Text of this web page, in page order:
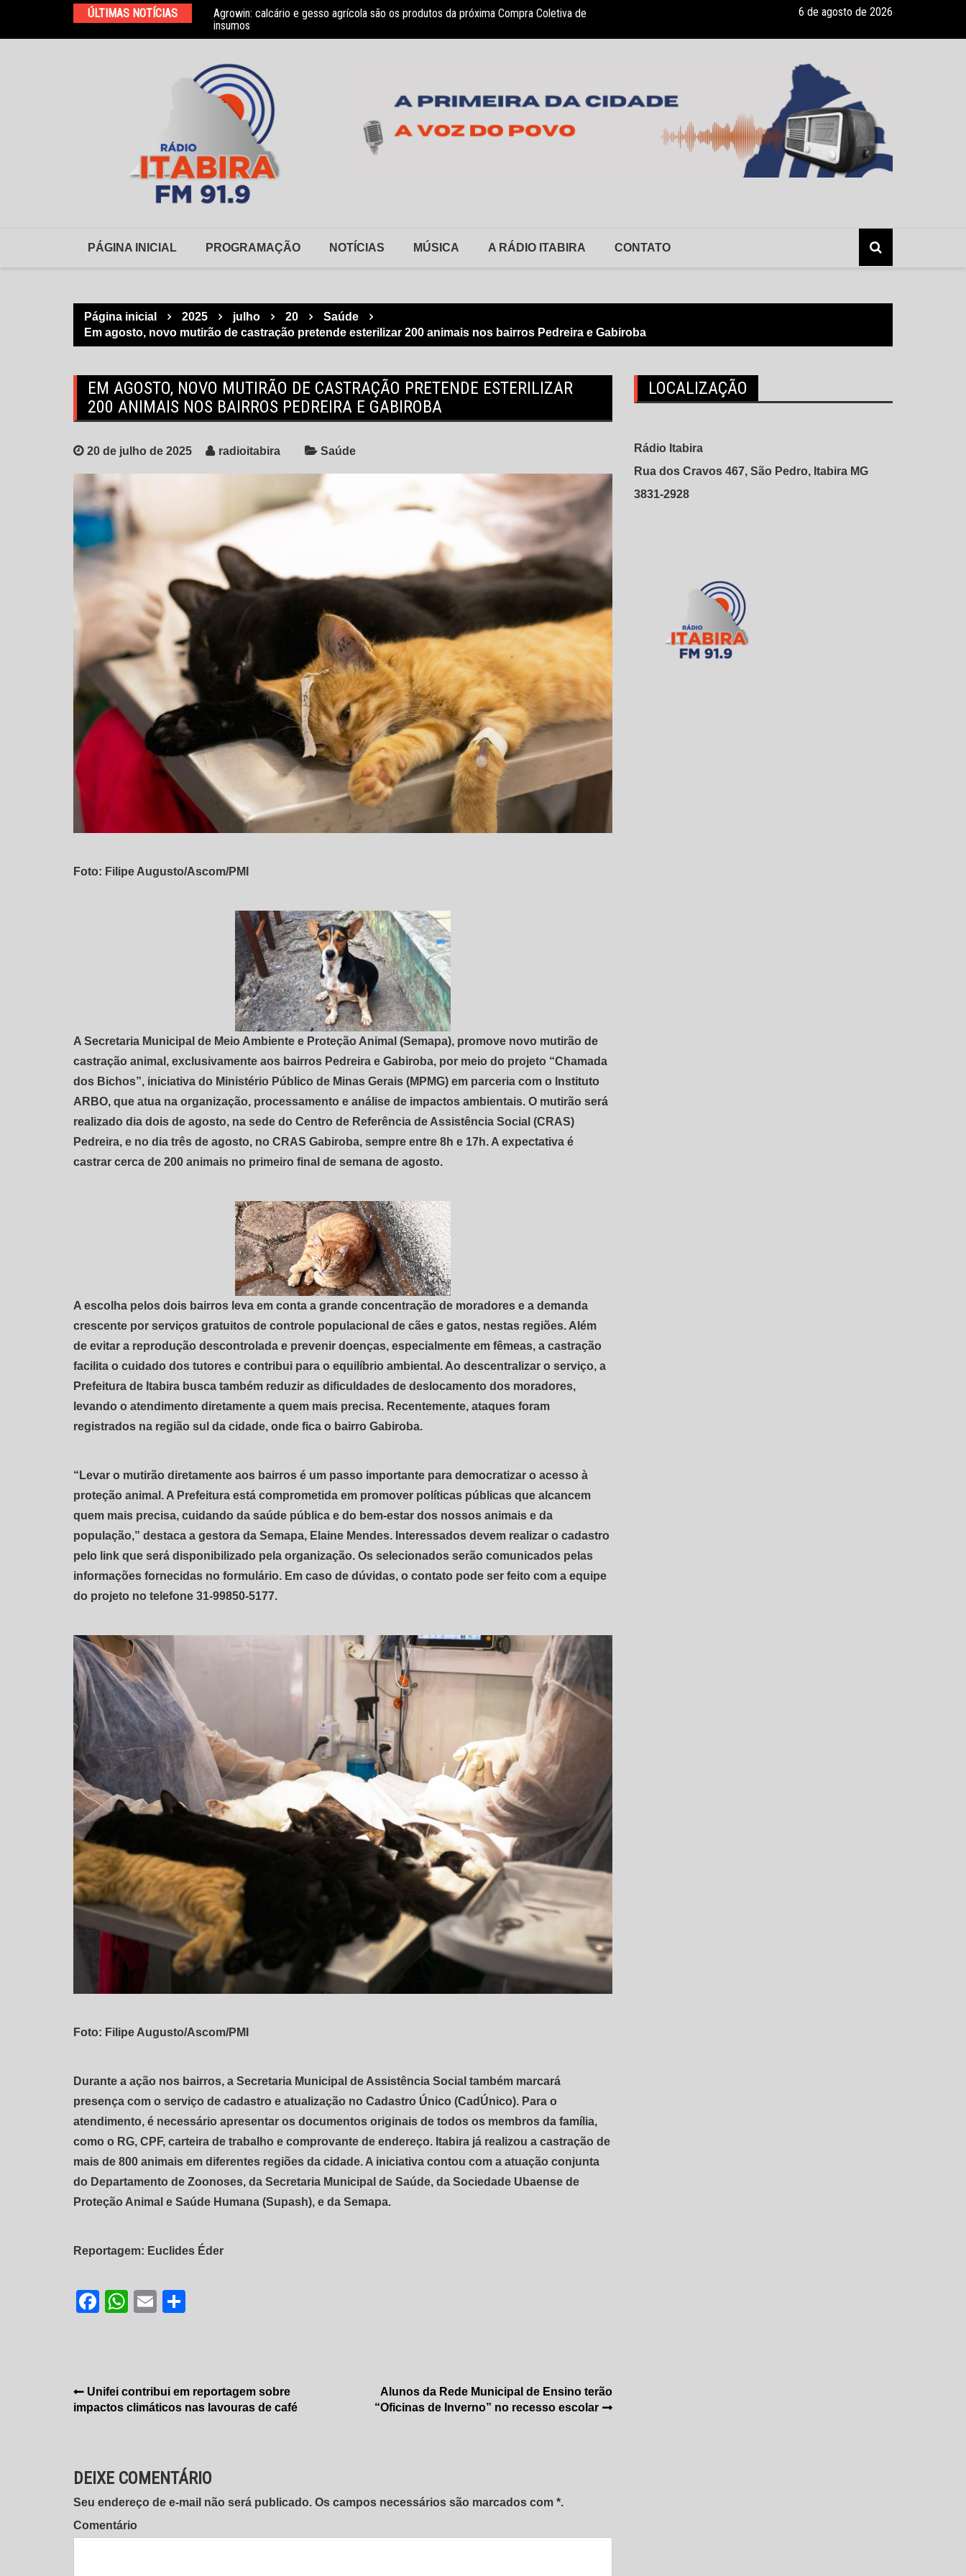
o
ÚLTIMAS NOTÍCIAS
Agrowin: calcário e gesso agrícola são os produtos da próxima Compra Coletiva de
insumos
Novo convênio com a Associação Nosso Lar garante atendimento a crianças com TEA Monlevade recebe pocket-show gratuito “A Bela e a Fera” na 16ª “Diversão
6 de agosto de 2026
PÁGINA INICIAL PROGRAMAÇÃO NOTÍCIAS MÚSICA A RÁDIO ITABIRA CONTATO
Página inicial 2025 julho 20
Saúde
Em agosto, novo mutirão de castração pretende esterilizar 200 animais nos bairros Pedreira e Gabiroba
EM AGOSTO, NOVO MUTIRÃO DE CASTRAÇÃO PRETENDE ESTERILIZAR
200 ANIMAIS NOS BAIRROS PEDREIRA E GABIROBA
20 de julho de 2025 radioitabira Saúde
Foto: Filipe Augusto/Ascom/PMI
A Secretaria Municipal de Meio Ambiente e Proteção Animal (Semapa), promove novo mutirão de
castração animal, exclusivamente aos bairros Pedreira e Gabiroba, por meio do projeto “Chamada
dos Bichos”, iniciativa do Ministério Público de Minas Gerais (MPMG) em parceria com o Instituto
ARBO, que atua na organização, processamento e análise de impactos ambientais. O mutirão será
realizado dia dois de agosto, na sede do Centro de Referência de Assistência Social (CRAS)
Pedreira, e no dia três de agosto, no CRAS Gabiroba, sempre entre 8h e 17h. A expectativa é
castrar cerca de 200 animais no primeiro final de semana de agosto.
A escolha pelos dois bairros leva em conta a grande concentração de moradores e a demanda
crescente por serviços gratuitos de controle populacional de cães e gatos, nestas regiões. Além
de evitar a reprodução descontrolada e prevenir doenças, especialmente em fêmeas, a castração
facilita o cuidado dos tutores e contribui para o equilíbrio ambiental. Ao descentralizar o serviço, a
Prefeitura de Itabira busca também reduzir as dificuldades de deslocamento dos moradores,
levando o atendimento diretamente a quem mais precisa. Recentemente, ataques foram
registrados na região sul da cidade, onde fica o bairro Gabiroba.
“Levar o mutirão diretamente aos bairros é um passo importante para democratizar o acesso à
proteção animal. A Prefeitura está comprometida em promover políticas públicas que alcancem
quem mais precisa, cuidando da saúde pública e do bem-estar dos nossos animais e da
população,” destaca a gestora da Semapa, Elaine Mendes. Interessados devem realizar o cadastro
pelo link que será disponibilizado pela organização. Os selecionados serão comunicados pelas
informações fornecidas no formulário. Em caso de dúvidas, o contato pode ser feito com a equipe
do projeto no telefone 31-99850-5177.
Foto: Filipe Augusto/Ascom/PMI
Durante a ação nos bairros, a Secretaria Municipal de Assistência Social também marcará
presença com o serviço de cadastro e atualização no Cadastro Único (CadÚnico). Para o
atendimento, é necessário apresentar os documentos originais de todos os membros da família,
como o RG, CPF, carteira de trabalho e comprovante de endereço. Itabira já realizou a castração de
mais de 800 animais em diferentes regiões da cidade. A iniciativa contou com a atuação conjunta
do Departamento de Zoonoses, da Secretaria Municipal de Saúde, da Sociedade Ubaense de
Proteção Animal e Saúde Humana (Supash), e da Semapa.
Reportagem: Euclides Éder
Facebook
WhatsApp
Email
Navegação
de
Unifei contribui em reportagem sobre
impactos climáticos nas lavouras de café
Alunos da Rede Municipal de Ensino terão
“Oficinas de Inverno” no recesso escolar
DEIXE COMENTÁRIO
Seu endereço de e-mail não será publicado. Os campos necessários são marcados com *.
Comentário
LOCALIZAÇÃO
Rádio Itabira
Rua dos Cravos 467, São Pedro, Itabira MG
3831-2928